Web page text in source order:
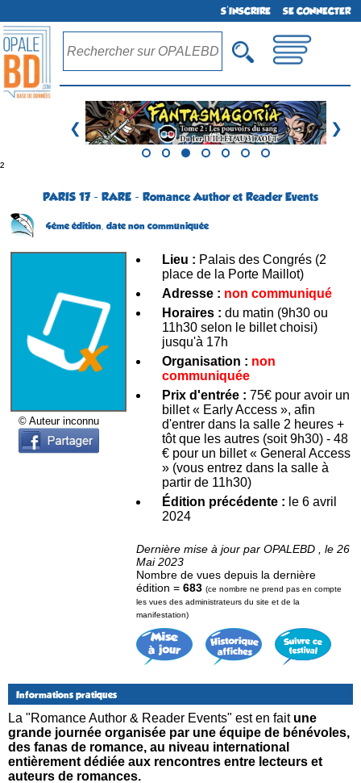
S'INSCRIRE SE CONNECTER
❮ ❯
²
PARIS 17 - RARE - Romance Author et Reader Events
4ème édition, date non communiquée
© Auteur inconnu
Lieu : Palais des Congrés (2
place de la Porte Maillot)
Adresse : non communiqué
Horaires : du matin (9h30 ou
11h30 selon le billet choisi)
jusqu'à 17h
Organisation : non
communiquée
Prix d'entrée : 75€ pour avoir un
billet « Early Access », afin
d'entrer dans la salle 2 heures +
tôt que les autres (soit 9h30) - 48
€ pour un billet « General Access
» (vous entrez dans la salle à
partir de 11h30)
Édition précédente : le 6 avril
2024
Dernière mise à jour par OPALEBD , le 26
Mai 2023
Nombre de vues depuis la dernière
édition = 683 (ce nombre ne prend pas en compte
les vues des administrateurs du site et de la
manifestation)
Informations pratiques
La "Romance Author & Reader Events" est en fait une
grande journée organisée par une équipe de bénévoles,
des fanas de romance, au niveau international
entièrement dédiée aux rencontres entre lecteurs et
auteurs de romances.